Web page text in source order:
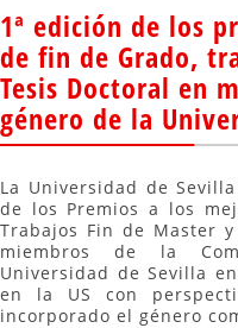
1ª edición de los
de fin de Grado,
Tesis Doctoral en
género de la
La Universidad de
de los Premios a los
Trabajos Fin de Master
miembros de la
Universidad de Sevilla
en la US con
incorporado el género